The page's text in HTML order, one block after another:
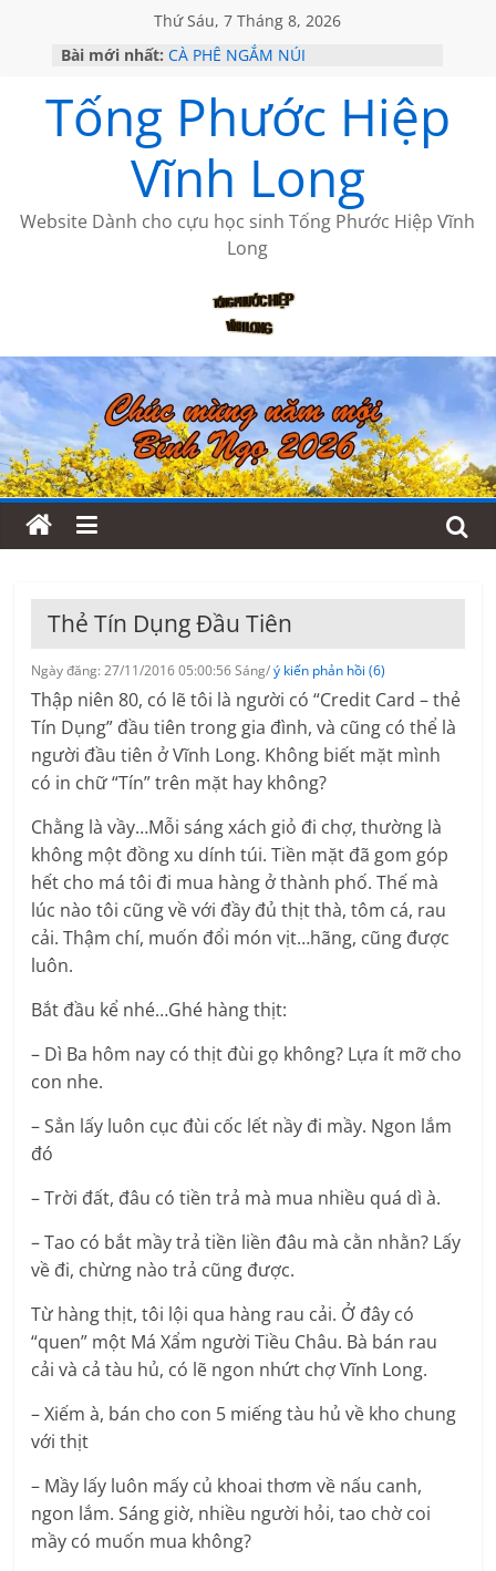
Thứ Sáu, 7 Tháng 8, 2026
Bài mới nhất: CÀ PHÊ NGẮM NÚI
HỌC SỬ HỒI XƯA
MỘT ĐỜI ĐI QUA NHỮNG TRANG
SÁCH
BẤT CHỢT CỦA CHÂU LỆ DUNG
Tống Phước Hiệp
Vĩnh Long
Website Dành cho cựu học sinh Tống Phước Hiệp Vĩnh
Long
Thẻ Tín Dụng Đầu Tiên
Ngày đăng: 27/11/2016 05:00:56 Sáng/ý kiến phản hồi (6)
Thập niên 80, có lẽ tôi là người có “Credit Card – thẻ
Tín Dụng” đầu tiên trong gia đình, và cũng có thể là
người đầu tiên ở Vĩnh Long. Không biết mặt mình
có in chữ “Tín” trên mặt hay không?
Chằng là vầy…Mỗi sáng xách giỏ đi chợ, thường là
không một đồng xu dính túi. Tiền mặt đã gom góp
hết cho má tôi đi mua hàng ở thành phố. Thế mà
lúc nào tôi cũng về với đầy đủ thịt thà, tôm cá, rau
cải. Thậm chí, muốn đổi món vịt…hãng, cũng được
luôn.
Bắt đầu kể nhé…Ghé hàng thịt:
– Dì Ba hôm nay có thịt đùi gọ không? Lựa ít mỡ cho
con nhe.
– Sẳn lấy luôn cục đùi cốc lết nầy đi mầy. Ngon lắm
đó
– Trời đất, đâu có tiền trả mà mua nhiều quá dì à.
– Tao có bắt mầy trả tiền liền đâu mà cằn nhằn? Lấy
về đi, chừng nào trả cũng được.
Từ hàng thịt, tôi lội qua hàng rau cải. Ở đây có
“quen” một Má Xẩm người Tiều Châu. Bà bán rau
cải và cả tàu hủ, có lẽ ngon nhứt chợ Vĩnh Long.
– Xiếm à, bán cho con 5 miếng tàu hủ về kho chung
với thịt
– Mầy lấy luôn mấy củ khoai thơm về nấu canh,
ngon lắm. Sáng giờ, nhiều người hỏi, tao chờ coi
mầy có muốn mua không?